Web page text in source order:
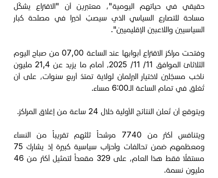
حقيقي في حياتهم اليومية"، معتبرين أن "الاقتراع يشكّل
مساحة للتصارع السياسي الذي سيصبّ أخيرا في مصلحة كبار
السياسيين واللاعبين الإقليميين".
وفتحت مراكز الاقتراع أبوابها عند الساعة 07,00 من صباح اليوم
الثلاثائ الموافق 11/ 11/ 2025، أمام ما يزيد عن 21,4 مليون
ناخب مسجّلين لاختيار البرلمان لولاية تمتدّ أربع سنوات، على أن
تُغلق في تمام الساعة الـ6:00 مساء.
ويتوقع أن تُعلن النتائج الأولية خلال 24 ساعة من إغلاق المراكز.
ويتنافس أكثر من 7740 مرشحاً ثلثهم تقريباً من النساء
ومعظمهم ضمن تحالفات وأحزاب سياسية كبيرة إذ يشارك 75
مستقلّا فقط هذا العام، على 329 مقعداً لتمثيل أكثر من 46
مليون نسمة.